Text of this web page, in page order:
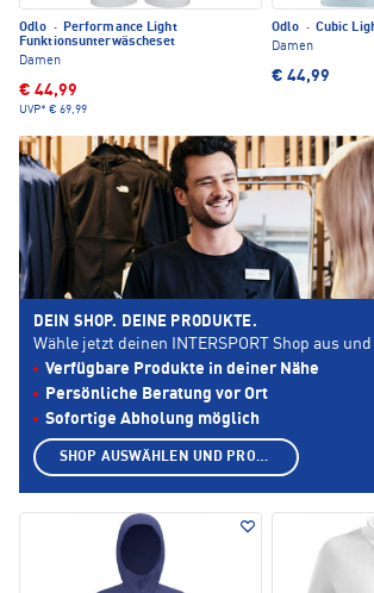
Odlo ·
Performance Light
Funktionsunterwäscheset
Damen
€ 44,99
UVP* € 69,99
Odlo · Cubic
Damen
€ 44,99
DEIN SHOP. DEINE PRODUKTE.
Wähle jetzt deinen INTERSPORT Shop aus
Verfügbare Produkte in deiner Nähe
Persönliche Beratung vor Ort
Sofortige Abholung möglich
SHOP AUSWÄHLEN UND PRODUKTE ANZEIGEN